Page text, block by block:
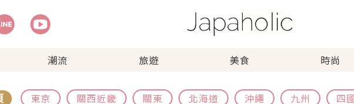
潮流 旅遊 美食 時尚
東京 關西近畿 關東 北海道 沖繩 九州 四